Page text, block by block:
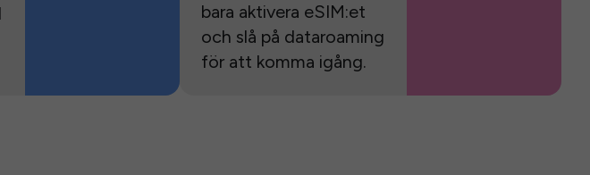
bara aktivera eSIM:et
och slå på dataroaming
för att komma igång.